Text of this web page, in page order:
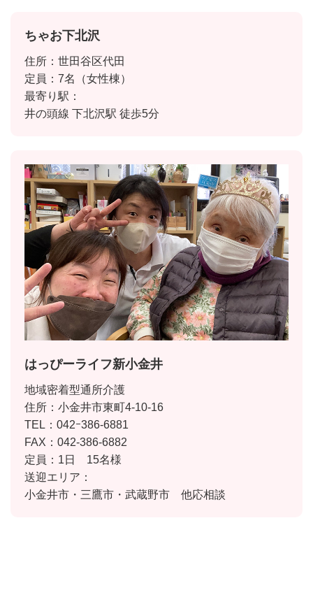
ちゃお下北沢
住所：世田谷区代田
定員：7名（女性棟）
最寄り駅：
井の頭線 下北沢駅 徒歩5分
はっぴーライフ新小金井
地域密着型通所介護
住所：小金井市東町4-10-16
TEL：042ｰ386-6881
FAX：042-386-6882
定員：1日 15名様
送迎エリア：
小金井市・三鷹市・武蔵野市 他応相談